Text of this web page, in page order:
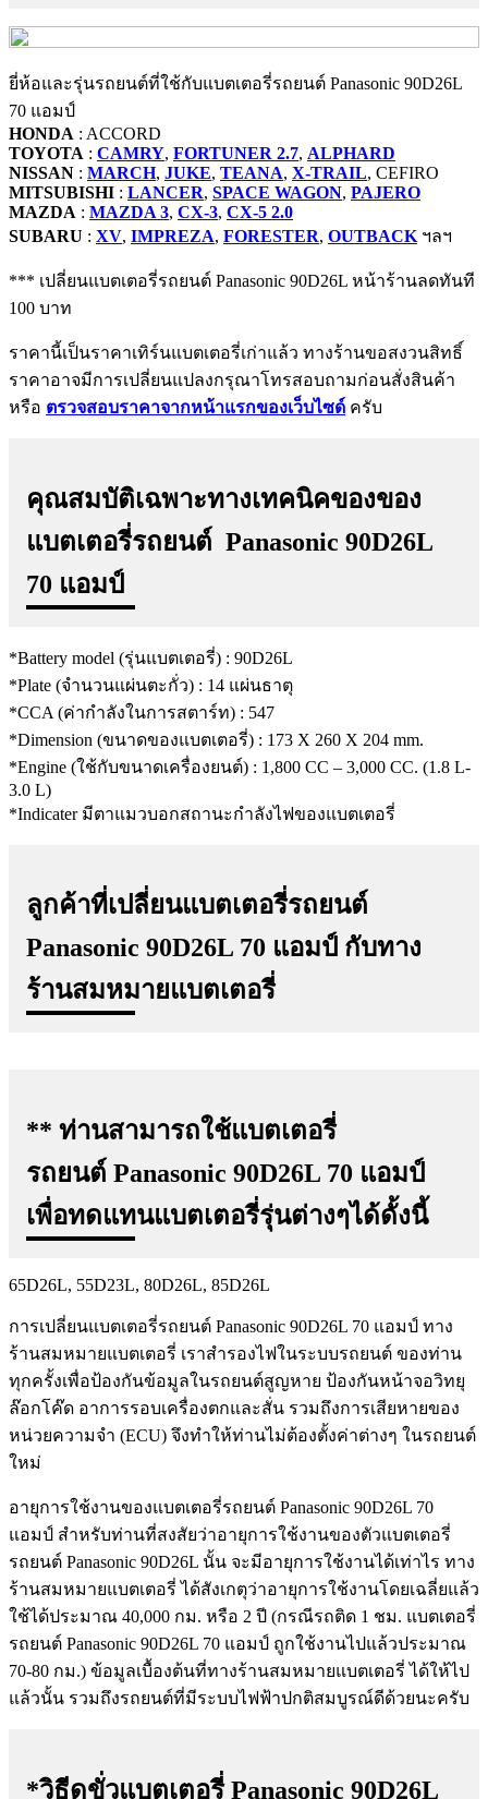
ยี่ห้อและรุ่นรถยนต์ที่ใช้กับแบตเตอรี่รถยนต์ Panasonic 90D26L
70 แอมป์
HONDA : ACCORD
TOYOTA : CAMRY, FORTUNER 2.7, ALPHARD
NISSAN : MARCH, JUKE, TEANA, X-TRAIL, CEFIRO
MITSUBISHI : LANCER, SPACE WAGON, PAJERO
MAZDA : MAZDA 3, CX-3, CX-5 2.0
SUBARU : XV, IMPREZA, FORESTER, OUTBACK ฯลฯ
*** เปลี่ยนแบตเตอรี่รถยนต์ Panasonic 90D26L หน้าร้านลดทันที
100 บาท
ราคานี้เป็นราคาเทิร์นแบตเตอรี่เก่าแล้ว ทางร้านขอสงวนสิทธิ์
ราคาอาจมีการเปลี่ยนแปลงกรุณาโทรสอบถามก่อนสั่งสินค้า
หรือ ตรวจสอบราคาจากหน้าแรกของเว็บไซด์ ครับ
คุณสมบัติเฉพาะทางเทคนิคของของ
แบตเตอรี่รถยนต์ Panasonic 90D26L
70 แอมป์
*Battery model (รุ่นแบตเตอรี่) : 90D26L
*Plate (จำนวนแผ่นตะกั่ว) : 14 แผ่นธาตุ
*CCA (ค่ากำลังในการสตาร์ท) : 547
*Dimension (ขนาดของแบตเตอรี่) : 173 X 260 X 204 mm.
*Engine (ใช้กับขนาดเครื่องยนต์) : 1,800 CC – 3,000 CC. (1.8 L-
3.0 L)
*Indicater มีตาแมวบอกสถานะกำลังไฟของแบตเตอรี่
ลูกค้าที่เปลี่ยนแบตเตอรี่รถยนต์
Panasonic 90D26L 70 แอมป์ กับทาง
ร้านสมหมายแบตเตอรี่
** ท่านสามารถใช้แบตเตอรี่
รถยนต์ Panasonic 90D26L 70 แอมป์
เพื่อทดแทนแบตเตอรี่รุ่นต่างๆได้ดั้งนี้
65D26L, 55D23L, 80D26L, 85D26L
การเปลี่ยนแบตเตอรี่รถยนต์ Panasonic 90D26L 70 แอมป์ ทาง
ร้านสมหมายแบตเตอรี่ เราสำรองไฟในระบบรถยนต์ ของท่าน
ทุกครั้งเพื่อป้องกันข้อมูลในรถยนต์สูญหาย ป้องกันหน้าจอวิทยุ
ล๊อกโค๊ด อาการรอบเครื่องตกและสั่น รวมถึงการเสียหายของ
หน่วยความจำ (ECU) จึงทำให้ท่านไม่ต้องตั้งค่าต่างๆ ในรถยนต์
ใหม่
อายุการใช้งานของแบตเตอรี่รถยนต์ Panasonic 90D26L 70
แอมป์ สำหรับท่านที่สงสัยว่าอายุการใช้งานของตัวแบตเตอรี่
รถยนต์ Panasonic 90D26L นั้น จะมีอายุการใช้งานได้เท่าไร ทาง
ร้านสมหมายแบตเตอรี่ ได้สังเกตุว่าอายุการใช้งานโดยเฉลี่ยแล้ว
ใช้ได้ประมาณ 40,000 กม. หรือ 2 ปี (กรณีรถติด 1 ชม. แบตเตอรี่
รถยนต์ Panasonic 90D26L 70 แอมป์ ถูกใช้งานไปแล้วประมาณ
70-80 กม.) ข้อมูลเบื้องต้นที่ทางร้านสมหมายแบตเตอรี่ ได้ให้ไป
แล้วนั้น รวมถึงรถยนต์ที่มีระบบไฟฟ้าปกติสมบูรณ์ดีด้วยนะครับ
*วิธีดูขั่วแบตเตอรี่Panasonic 90D26L